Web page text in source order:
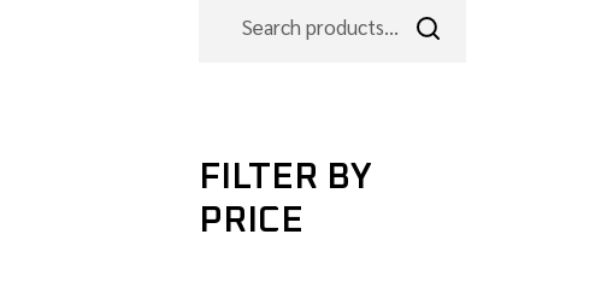
FILTER BY
PRICE